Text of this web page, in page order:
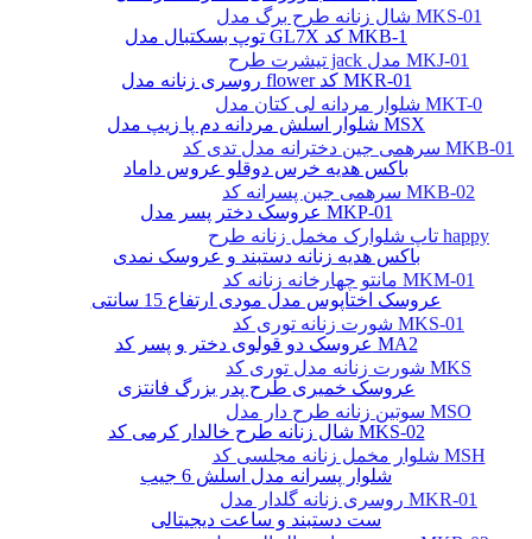
شال زنانه طرح برگ مدل MKS-01
تیشرت طرح jack مدل MKJ-01
شلوار مردانه لی کتان مدل MKT-0
سرهمی جین دخترانه مدل تدی کد MKB-01
سرهمی جین پسرانه کد MKB-02
تاپ شلوارک مخمل زنانه طرح happy
مانتو چهارخانه زنانه کد MKM-01
شورت زنانه توری کد MKS-01
شورت زنانه مدل توری کد MKS
سوتین زنانه طرح دار مدل MSO
شلوار مخمل زنانه مجلسی کد MSH
روسری زنانه گلدار مدل MKR-01
توپ بسکتبال مدل GL7X کد MKB-1
روسری زنانه مدل flower کد MKR-01
شلوار اسلش مردانه دم پا زیپ مدل MSX
باکس هدیه خرس دوقلو عروس داماد
عروسک دختر پسر مدل MKP-01
باکس هدیه زنانه دستبند و عروسک نمدی
عروسک اختاپوس مدل مودی ارتفاع 15 سانتی
عروسک دو قولوی دختر و پسر کد MA2
عروسک خمیری طرح پدر بزرگ فانتزی
شال زنانه طرح خالدار کرمی کد MKS-02
شلوار پسرانه مدل اسلش 6 جیب
ست دستبند و ساعت دیجیتالی